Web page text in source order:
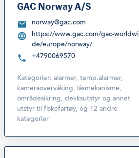
GAC Norway A/S
norway@gac.com
https://www.gac.com/gac-worldwi
de/europe/norway/
+4790069570
Kategorier:alarmer, temp.alarmer,
kameraovervåking, låsmekanisme,
områdesikring,dekksutstyr og annet
utstyr til fiskefartøy,og 12 andre
kategorier